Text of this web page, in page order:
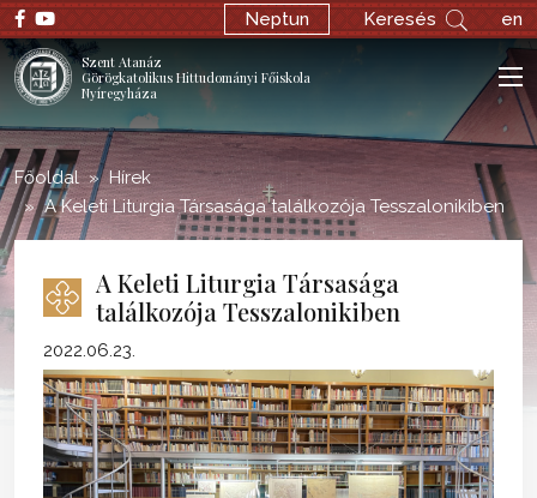
; Neptun Keresés en
Szent Atanáz
Görögkatolikus Hittudományi Főiskola
Nyíregyháza
Főoldal
Hírek
A Keleti Liturgia Társasága találkozója Tesszalonikiben
A Keleti Liturgia Társasága
találkozója Tesszalonikiben
2022.06.23.